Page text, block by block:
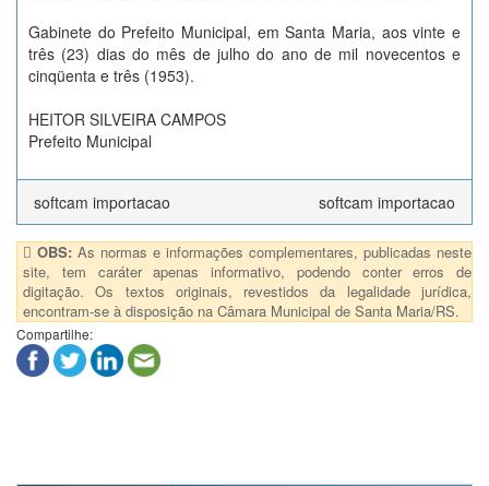
Gabinete do Prefeito Municipal, em Santa Maria, aos vinte e
três (23) dias do mês de julho do ano de mil novecentos e
cinqüenta e três (1953).
HEITOR SILVEIRA CAMPOS
Prefeito Municipal
softcam importacao softcam importacao
OBS: As normas e informações complementares, publicadas neste
site, tem caráter apenas informativo, podendo conter erros de
digitação. Os textos originais, revestidos da legalidade jurídica,
encontram-se à disposição na Câmara Municipal de Santa Maria/RS.
Compartilhe: